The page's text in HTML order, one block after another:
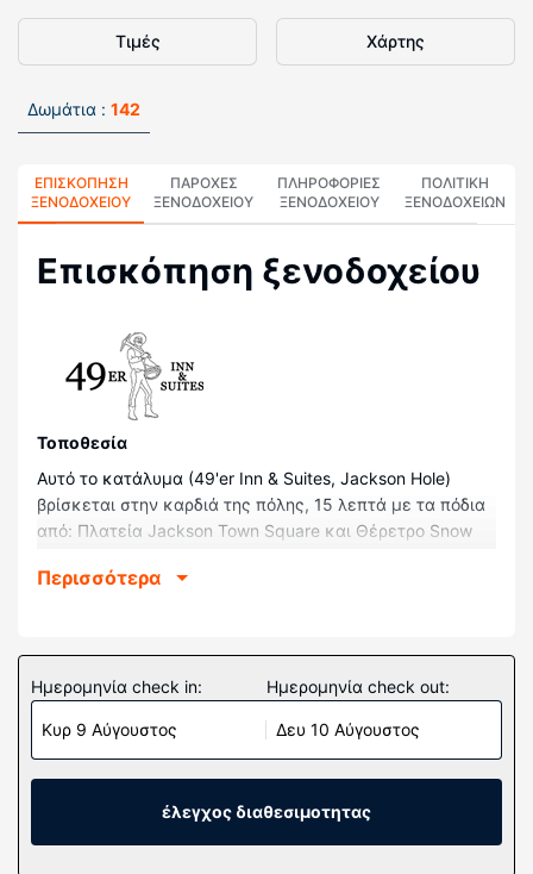
Τιμές Χάρτης
Δωμάτια : 142
ΕΠΙΣΚΌΠΗΣΗ
ΞΕΝΟΔΟΧΕΊΟΥ
ΠΑΡΟΧΕΣ
ΞΕΝΟΔΟΧΕΙΟΥ
ΠΛΗΡΟΦΟΡΊΕΣ
ΞΕΝΟΔΟΧΕΊΟΥ
ΠΟΛΙΤΙΚΗ
ΞΕΝΟΔΟΧΕΊΩΝ
Επισκόπηση ξενοδοχείου
Τοποθεσία
Αυτό το κατάλυμα (49'er Inn & Suites, Jackson Hole)
βρίσκεται στην καρδιά της πόλης, 15 λεπτά με τα πόδια
από: Πλατεία Jackson Town Square και Θέρετρο Snow
Εθνικό Πάρκο Grand Teton και 19,8 χλμ. από: Ορεινό
Νιώστε σαν στο σπίτι σας σε ένα από τα 142 δωμάτια,
όπου υπάρχουν: ψυγείο και τηλεοράσεις με επίπεδη
οθόνη. Mπορείτε να είστε πάντα online με δωρεάν
ασύρματη πρόσβαση στο ίντερνετ κι επίσης παρέχονται
για τη διασκέδασή σας καλωδιακά κανάλια. Τα μπάνια
διαθέτουν συνδυασμό ντουζιέρας-μπανιέρας, δωρεάν
Περισσότερα
Ημερομηνία check in:
Κυρ 9 Αύγουστος
Ημερομηνία check out:
Δευ 10 Αύγουστος
έλεγχος διαθεσιμοτητας